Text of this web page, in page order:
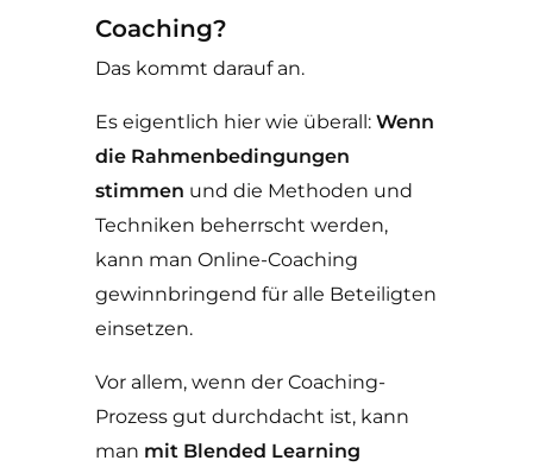
Coaching?
Das kommt darauf an.
Es eigentlich hier wie überall: Wenn
die Rahmenbedingungen
stimmen und die Methoden und
Techniken beherrscht werden,
kann man Online-Coaching
gewinnbringend für alle Beteiligten
einsetzen.
Vor allem, wenn der Coaching-
Prozess gut durchdacht ist, kann
man mit Blended Learning